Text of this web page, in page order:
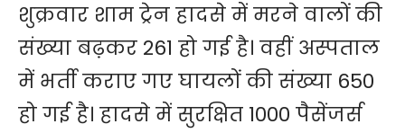
शुक्रवार शाम ट्रेन हादसे में मरने वालों की
संख्या बढ़कर 261 हो गई है। वहीं अस्पताल
में भर्ती कराए गए घायलों की संख्या 650
हो गई है। हादसे में सुरक्षित 1000 पैसेंजर्स